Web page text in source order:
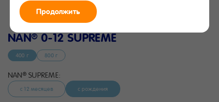
NAN®0-12 SUPREME
400 г 800 г
NAN®SUPREME:
с 12 месяцев с рождения
Продолжить